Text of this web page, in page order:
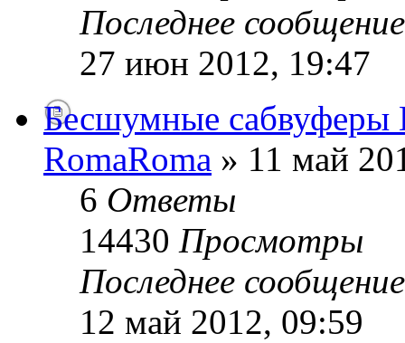
Последнее
27 июн 2012, 19:47
Бесшумные сабвуферы
RomaRoma » 11 май
6 Ответы
14430 Просмотры
Последнее
12 май 2012, 09:59